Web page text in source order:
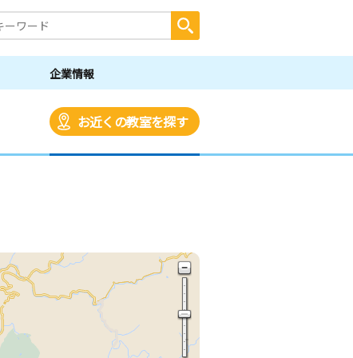
企業情報
お近くの教室を探す